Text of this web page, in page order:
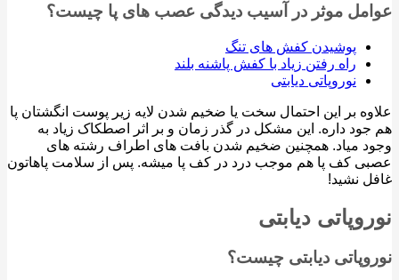
موثر در آسیب دیدگی عصب های پا چیست؟
پوشیدن کفش های تنگ
راه رفتن زیاد با کفش پاشنه بلند
نوروپاتی دیابتی
بر این احتمال سخت یا ضخیم شدن لایه زیر پوست انگشتان پا
داره. این مشکل در گذر زمان و بر اثر اصطکاک زیاد به
میاد. همچنین ضخیم شدن بافت های اطراف رشته های
کف پا هم موجب درد در کف پا میشه. پس از سلامت پاهاتون
نشید!
دیابتی
دیابتی چیست؟